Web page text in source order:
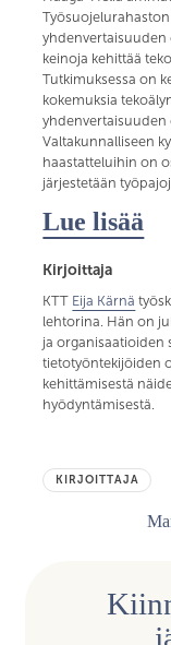
yhdenvertaisuuden
keinoja kehittää
Tutkimuksessa on
kokemuksia
yhdenvertaisuuden
Valtakunnalliseen
haastatteluihin on
järjestetään
Lue lisää
Kirjoittaja
KTT Eija Kärnä
lehtorina. Hän on
ja organisaatioiden
tietotyöntekijöiden
kehittämisestä
hyödyntämisestä.
KIRJOITTAJA